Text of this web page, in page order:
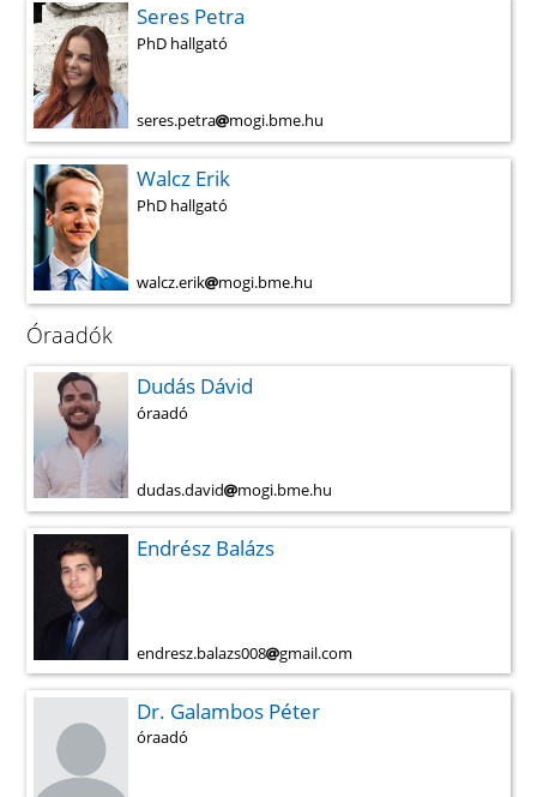
Seres Petra
PhD hallgató
seres.petra mogi.bme.hu
Walcz Erik
PhD hallgató
walcz.erik mogi.bme.hu
Óraadók
Dudás Dávid
óraadó
dudas.david mogi.bme.hu
Endrész Balázs
endresz.balazs008 gmail.com
Dr. Galambos Péter
óraadó